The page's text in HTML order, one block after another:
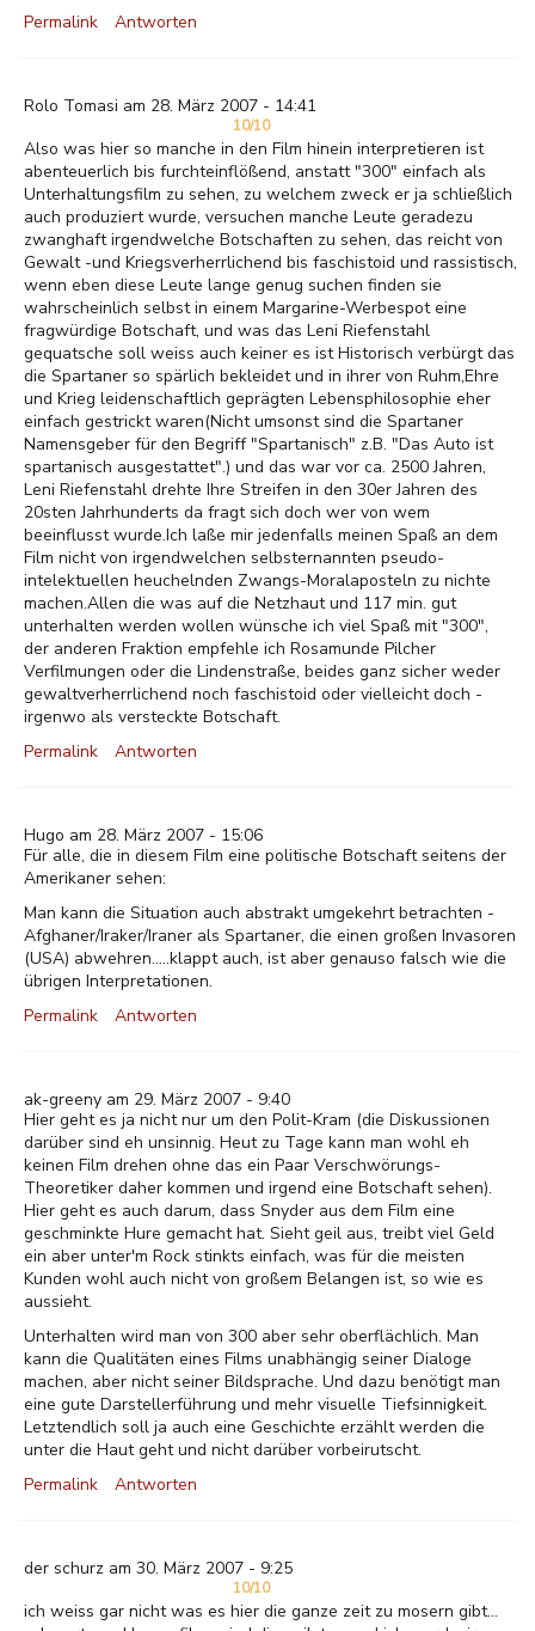
Permalink
Antworten
Rolo Tomasi am 28. März 2007 - 14:41
10/10
Also was hier so manche in den Film hinein interpretieren ist
abenteuerlich bis furchteinflößend, anstatt "300" einfach als
Unterhaltungsfilm zu sehen, zu welchem zweck er ja schließlich
auch produziert wurde, versuchen manche Leute geradezu
zwanghaft irgendwelche Botschaften zu sehen, das reicht von
Gewalt -und Kriegsverherrlichend bis faschistoid und rassistisch,
wenn eben diese Leute lange genug suchen finden sie
wahrscheinlich selbst in einem Margarine-Werbespot eine
fragwürdige Botschaft, und was das Leni Riefenstahl
gequatsche soll weiss auch keiner es ist Historisch verbürgt das
die Spartaner so spärlich bekleidet und in ihrer von Ruhm,Ehre
und Krieg leidenschaftlich geprägten Lebensphilosophie eher
einfach gestrickt waren(Nicht umsonst sind die Spartaner
Namensgeber für den Begriff "Spartanisch" z.B. "Das Auto ist
spartanisch ausgestattet".) und das war vor ca. 2500 Jahren,
Leni Riefenstahl drehte Ihre Streifen in den 30er Jahren des
20sten Jahrhunderts da fragt sich doch wer von wem
beeinflusst wurde.Ich laße mir jedenfalls meinen Spaß an dem
Film nicht von irgendwelchen selbsternannten pseudo-
intelektuellen heuchelnden Zwangs-Moralaposteln zu nichte
machen.Allen die was auf die Netzhaut und 117 min. gut
unterhalten werden wollen wünsche ich viel Spaß mit "300",
der anderen Fraktion empfehle ich Rosamunde Pilcher
Verfilmungen oder die Lindenstraße, beides ganz sicher weder
gewaltverherrlichend noch faschistoid oder vielleicht doch -
irgenwo als versteckte Botschaft.
Permalink
Antworten
Hugo am 28. März 2007 - 15:06
Für alle, die in diesem Film eine politische Botschaft seitens der
Amerikaner sehen:
Man kann die Situation auch abstrakt umgekehrt betrachten -
Afghaner/Iraker/Iraner als Spartaner, die einen großen Invasoren
(USA) abwehren.....klappt auch, ist aber genauso falsch wie die
übrigen Interpretationen.
Permalink
Antworten
ak-greeny am 29. März 2007 - 9:40
Hier geht es ja nicht nur um den Polit-Kram (die Diskussionen
darüber sind eh unsinnig. Heut zu Tage kann man wohl eh
keinen Film drehen ohne das ein Paar Verschwörungs-
Theoretiker daher kommen und irgend eine Botschaft sehen).
Hier geht es auch darum, dass Snyder aus dem Film eine
geschminkte Hure gemacht hat. Sieht geil aus, treibt viel Geld
ein aber unter'm Rock stinkts einfach, was für die meisten
Kunden wohl auch nicht von großem Belangen ist, so wie es
aussieht.
Unterhalten wird man von 300 aber sehr oberflächlich. Man
kann die Qualitäten eines Films unabhängig seiner Dialoge
machen, aber nicht seiner Bildsprache. Und dazu benötigt man
eine gute Darstellerführung und mehr visuelle Tiefsinnigkeit.
Letztendlich soll ja auch eine Geschichte erzählt werden die
unter die Haut geht und nicht darüber vorbeirutscht.
Permalink
Antworten
der schurz am 30. März 2007 - 9:25
10/10
ich weiss gar nicht was es hier die ganze zeit zu mosern gibt...